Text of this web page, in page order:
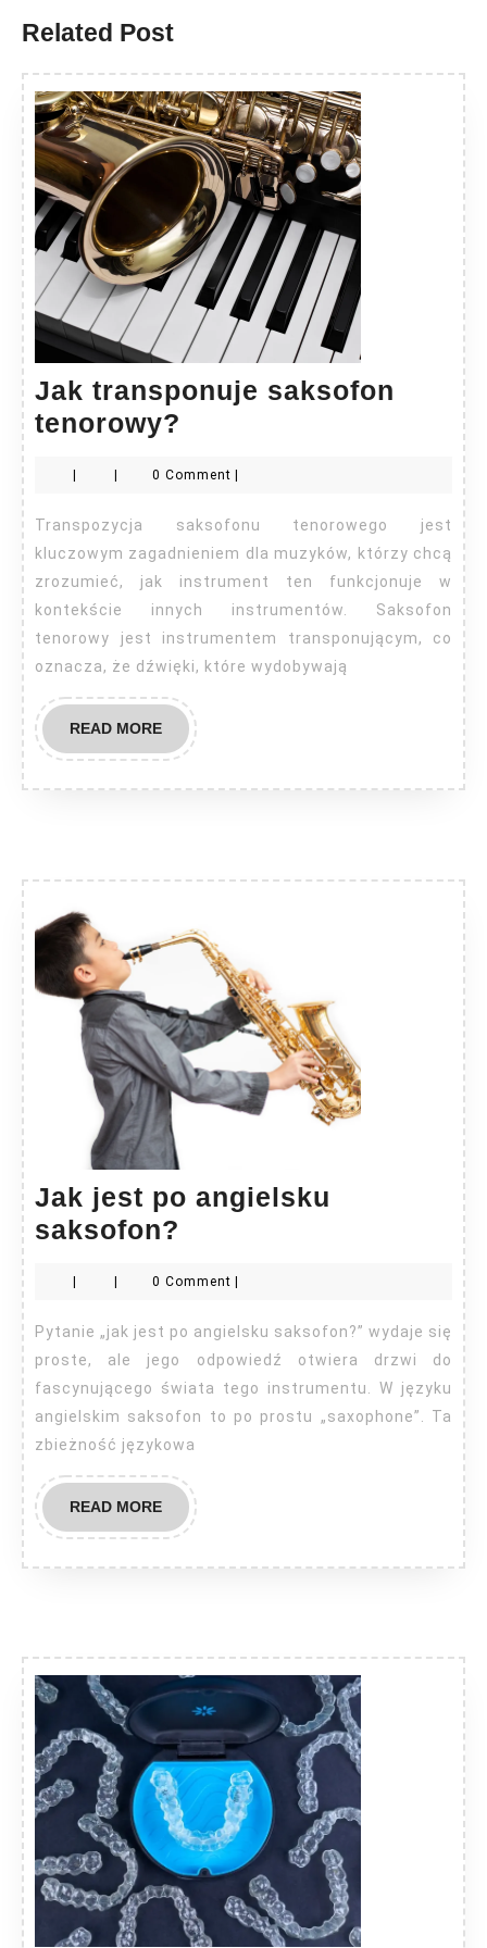
Related Post
Jak transponuje saksofon
tenorowy?
saksofon
tenorowy?
0 Comment
Transpozycja saksofonu tenorowego jest
kluczowym zagadnieniem dla muzyków, którzy chcą
zrozumieć, jak instrument ten funkcjonuje w
kontekście innych instrumentów. Saksofon
tenorowy jest instrumentem transponującym, co
oznacza, że dźwięki, które wydobywają
READ MOREREAD
MORE
Jak jest po angielsku
saksofon?
po
angielsku
saksofon?
| | 0 Comment |
Pytanie „jak jest po angielsku saksofon?” wydaje się
proste, ale jego odpowiedź otwiera drzwi do
fascynującego świata tego instrumentu. W języku
angielskim saksofon to po prostu „saxophone”. Ta
zbieżność językowa
READ MOREREAD
MORE